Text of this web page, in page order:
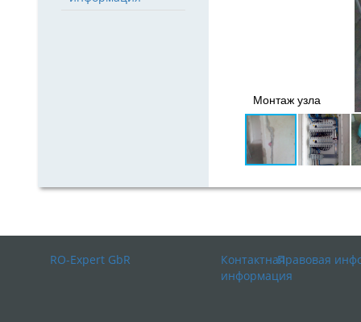
Монтаж узла
RO-Expert GbR
Контактная
информация
Правовая